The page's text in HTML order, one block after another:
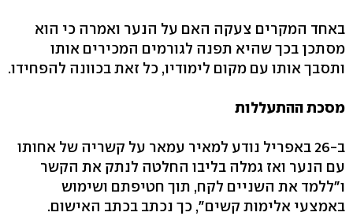
באחד המקרים צעקה האם על הנער ואמרה כי הוא
מסתכן בכך שהיא תפנה לגורמים המכירים אותו
ותסבך אותו עם מקום לימודיו, כל זאת בכוונה להפחידו.
מסכת ההתעללות
ב-26 באפריל נודע למאיר עמאר על קשריה של אחותו
עם הנער ואז גמלה בליבו החלטה לנתק את הקשר
ו"ללמד את השניים לקח, תוך חטיפתם ושימוש
באמצעי אלימות קשים", כך נכתב בכתב האישום.